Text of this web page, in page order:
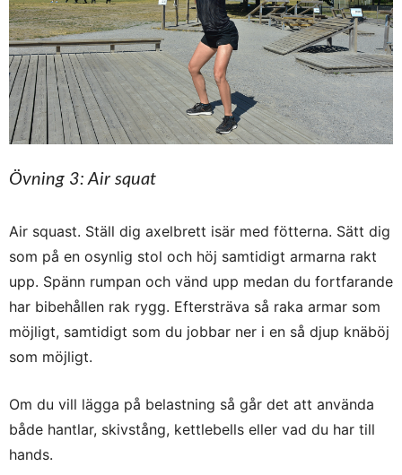
Övning 3: Air squat
Air squast. Ställ dig axelbrett isär med fötterna. Sätt dig
som på en osynlig stol och höj samtidigt armarna rakt
upp. Spänn rumpan och vänd upp medan du fortfarande
har bibehållen rak rygg. Eftersträva så raka armar som
möjligt, samtidigt som du jobbar ner i en så djup knäböj
som möjligt.
Om du vill lägga på belastning så går det att använda
både hantlar, skivstång, kettlebells eller vad du har till
hands.